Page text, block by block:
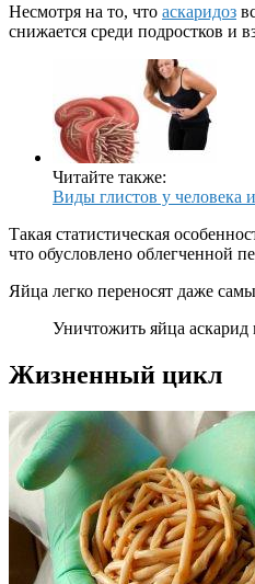
Несмотря на то, что аскаридоз
снижается среди подростков и
Читайте также:
Виды глистов у человека
Такая статистическая
что обусловлено облегченной
Яйца легко переносят даже
Уничтожить яйца
Жизненный цикл